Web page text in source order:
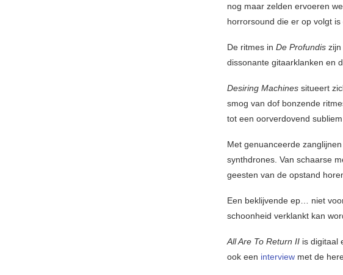
nog maar zelden ervoeren
horrorsound die er op volgt is
De ritmes in De Profundis
dissonante gitaarklanken en
Desiring Machines situeert
smog van dof bonzende
tot een oorverdovend subliem
Met genuanceerde
synthdrones. Van schaarse
geesten van de opstand
Een beklijvende ep… niet
schoonheid verklankt kan
All Are To Return II is digitaal
ook een interview met de